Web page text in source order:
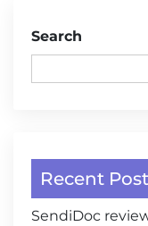
Search
Recent
SendiDoc